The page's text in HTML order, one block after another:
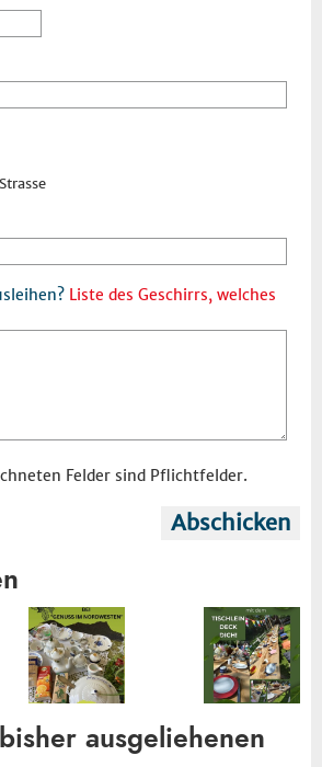
Liste des Geschirrs, welches
Felder sind Pflichtfelder.
Abschicken
ausgeliehenen